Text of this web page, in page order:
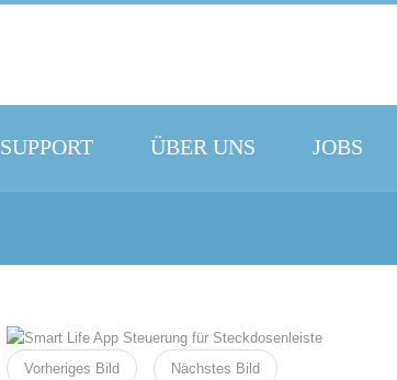
SUPPORT ÜBER UNS JOBS
Vorheriges Bild Nächstes Bild